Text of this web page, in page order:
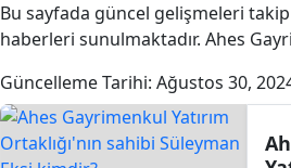
Bu sayfada güncel gelişmeleri
haberleri sunulmaktadır. Ahes
Güncelleme Tarihi: Ağustos 30,